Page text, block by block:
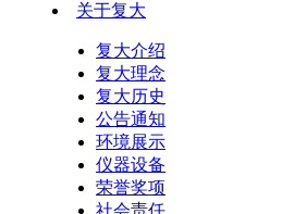
关于复大
复大介绍
复大理念
复大历史
公告通知
环境展示
仪器设备
荣誉奖项
社会责任